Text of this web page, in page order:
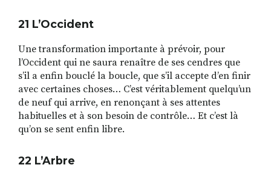
21 L’Occident
Une transformation importante à prévoir, pour
l’Occident qui ne saura renaître de ses cendres que
s’il a enfin bouclé la boucle, que s’il accepte d’en finir
avec certaines choses… C’est véritablement quelqu’un
de neuf qui arrive, en renonçant à ses attentes
habituelles et à son besoin de contrôle… Et c’est là
qu’on se sent enfin libre.
22 L’Arbre